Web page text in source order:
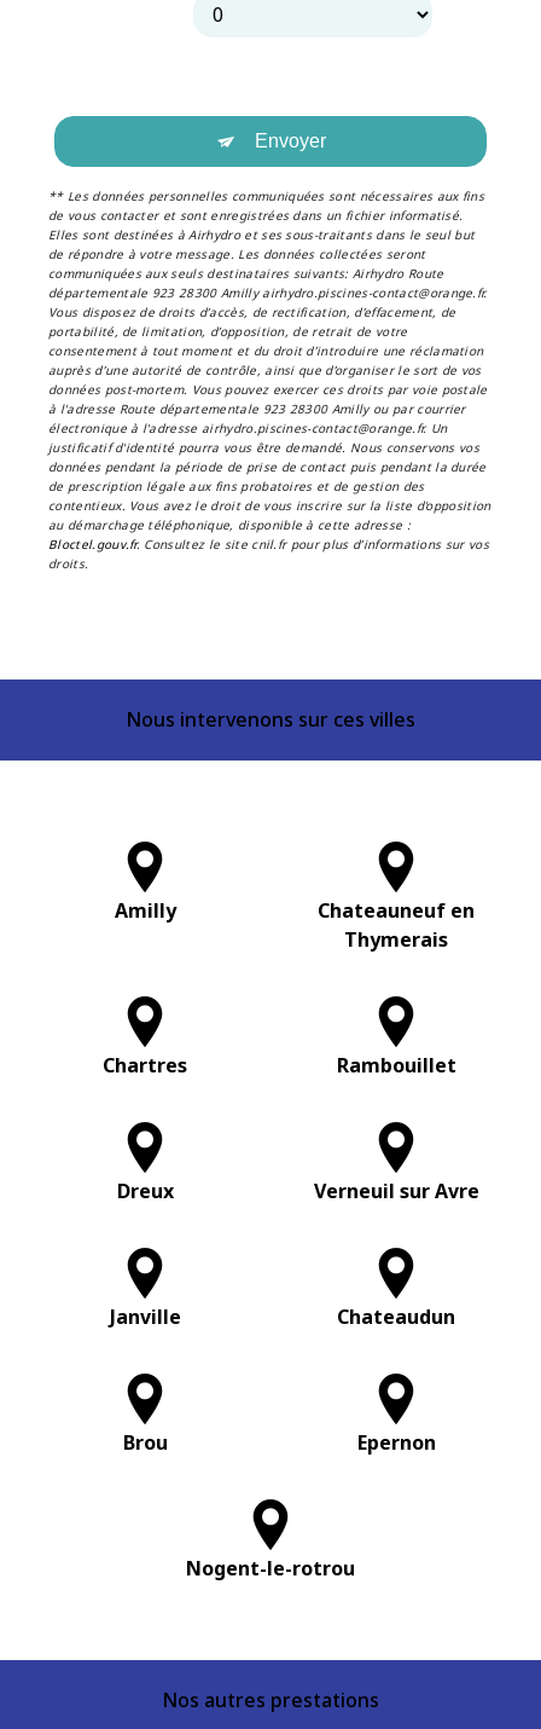
Envoyer
** Les données personnelles communiquées sont nécessaires aux fins
de vous contacter et sont enregistrées dans un fichier informatisé.
Elles sont destinées à Airhydro et ses sous-traitants dans le seul but
de répondre à votre message. Les données collectées seront
communiquées aux seuls destinataires suivants: Airhydro Route
départementale 923 28300 Amilly airhydro.piscines-contact@orange.fr.
Vous disposez de droits d’accès, de rectification, d’effacement, de
portabilité, de limitation, d’opposition, de retrait de votre
consentement à tout moment et du droit d’introduire une réclamation
auprès d’une autorité de contrôle, ainsi que d’organiser le sort de vos
données post-mortem. Vous pouvez exercer ces droits par voie postale
à l'adresse Route départementale 923 28300 Amilly ou par courrier
électronique à l'adresse airhydro.piscines-contact@orange.fr. Un
justificatif d'identité pourra vous être demandé. Nous conservons vos
données pendant la période de prise de contact puis pendant la durée
de prescription légale aux fins probatoires et de gestion des
contentieux. Vous avez le droit de vous inscrire sur la liste d'opposition
au démarchage téléphonique, disponible à cette adresse :
Bloctel.gouv.fr. Consultez le site cnil.fr pour plus d’informations sur vos
droits.
Nous intervenons sur ces villes
Amilly
Chateauneuf en
Thymerais
Chartres Rambouillet
Dreux Verneuil sur Avre
Janville Chateaudun
Brou Epernon
Nogent-le-rotrou
Nos autres prestations